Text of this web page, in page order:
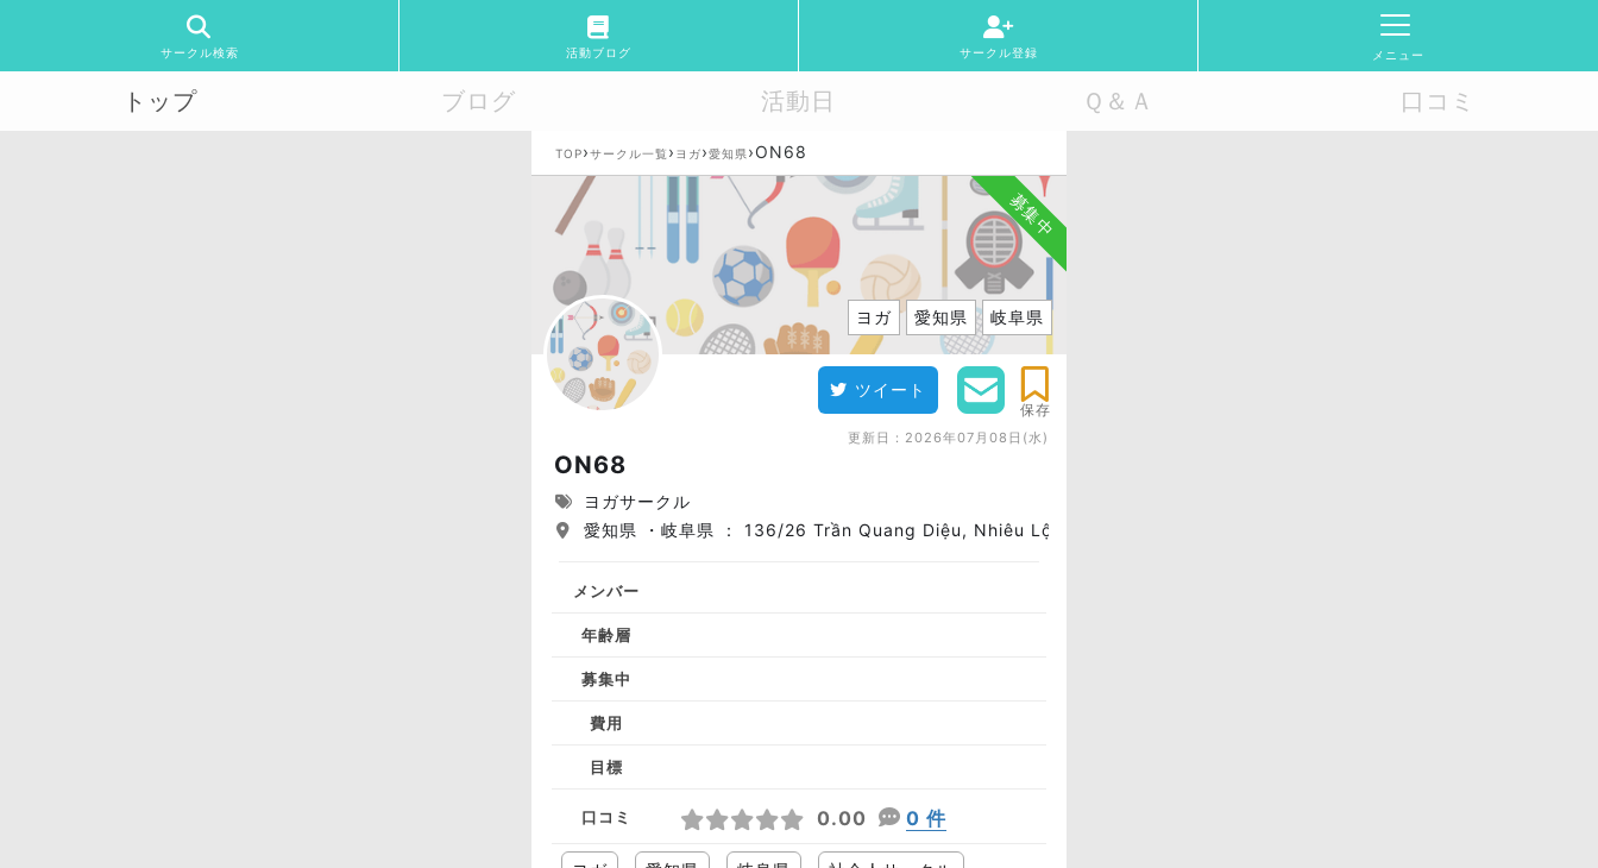
サークル検索 活動ブログ サークル登録 メニュー
トップ ブログ 活動日 Ｑ＆Ａ 口コミ
TOP›サークル一覧 › ヨガ›愛知県›ON68
募集中
ヨガ 愛知県 岐阜県
ツイート
保存
更新日： 2026年07月08日(水)
ON68
ヨガサークル
愛知県 ・岐阜県 ： 136/26 Trần Quang Diệu, Nhiêu Lộc, Hồ Chí Minh, Việt Nam
メンバー
年齢層
募集中
費用
目標
口コミ 0.00 0 件